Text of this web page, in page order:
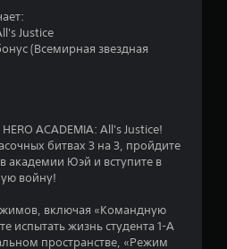
и
п
Justice
(Всемирная звездная
ACADEMIA: All's Justice!
битвах 3 на 3, пройдите
академии Юэй и вступите в
войну!
включая «Командную
испытать жизнь студента 1-А
пространстве, «Режим